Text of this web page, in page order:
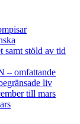
stöld av tid
– omfattande
liv
till mars